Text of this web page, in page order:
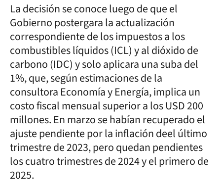
La decisión se conoce luego de que el
Gobierno postergara la actualización
correspondiente de los impuestos a los
combustibles líquidos (ICL) y al dióxido de
carbono (IDC) y solo aplicara una suba del
1%, que, según estimaciones de la
consultora Economía y Energía, implica un
costo fiscal mensual superior a los USD 200
millones. En marzo se habían recuperado el
ajuste pendiente por la inflación deel último
trimestre de 2023, pero quedan pendientes
los cuatro trimestres de 2024 y el primero de
2025.